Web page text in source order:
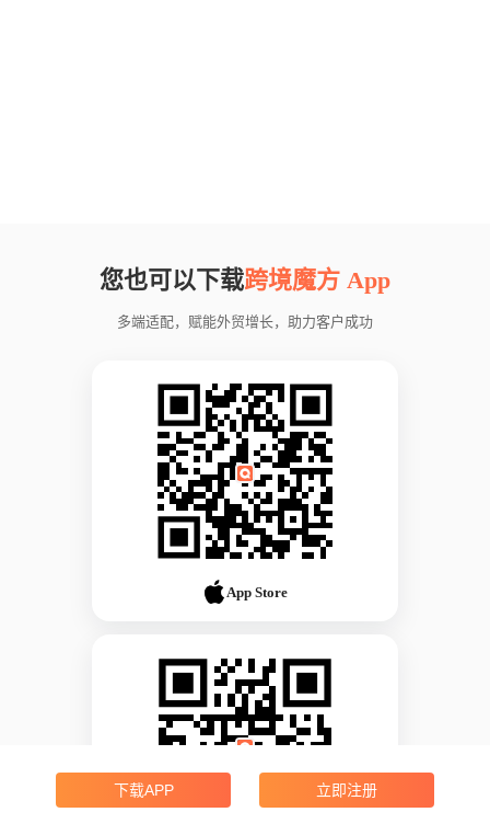
您也可以下载跨境魔方 App
多端适配，赋能外贸增长，助力客户成功
App Store
下载APP 立即注册